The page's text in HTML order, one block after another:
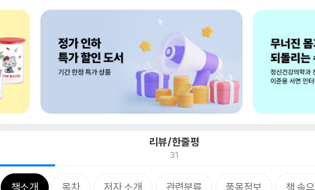
리뷰/한줄평
31
책소개 목차 저자 소개 관련분류 품목정보 책 속